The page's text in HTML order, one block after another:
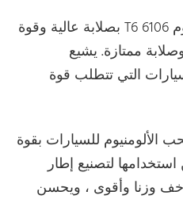
تتميز مقاطع سبائك الألومنيوم 6106 T6 بصلابة عالية وقوة
ممتازة. يشيع
التي تتطلب قوة
سحب الألومنيوم للسيارات بقوة
لتصنيع إطار
وزنا وأقوى ، ويحسن